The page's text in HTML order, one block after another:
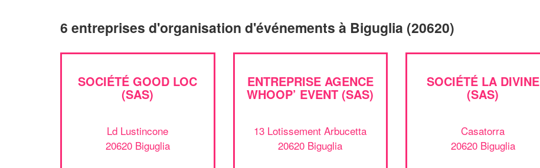
6 entreprises d'organisation d'événements à Biguglia (20620)
SOCIÉTÉ GOOD LOC
(SAS)
Ld Lustincone
20620 Biguglia
ENTREPRISE AGENCE
WHOOP’ EVENT (SAS)
13 Lotissement Arbucetta
20620 Biguglia
SOCIÉTÉ LA DIVINE
(SAS)
Casatorra
20620 Biguglia